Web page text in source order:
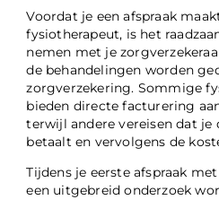
Voordat je een afspraak
fysiotherapeut, is het
nemen met je
de behandelingen worden
zorgverzekering. Sommige
bieden directe facturering
terwijl andere vereisen dat je
betaalt en vervolgens de
Tijdens je eerste afspraak
een uitgebreid onderzoek